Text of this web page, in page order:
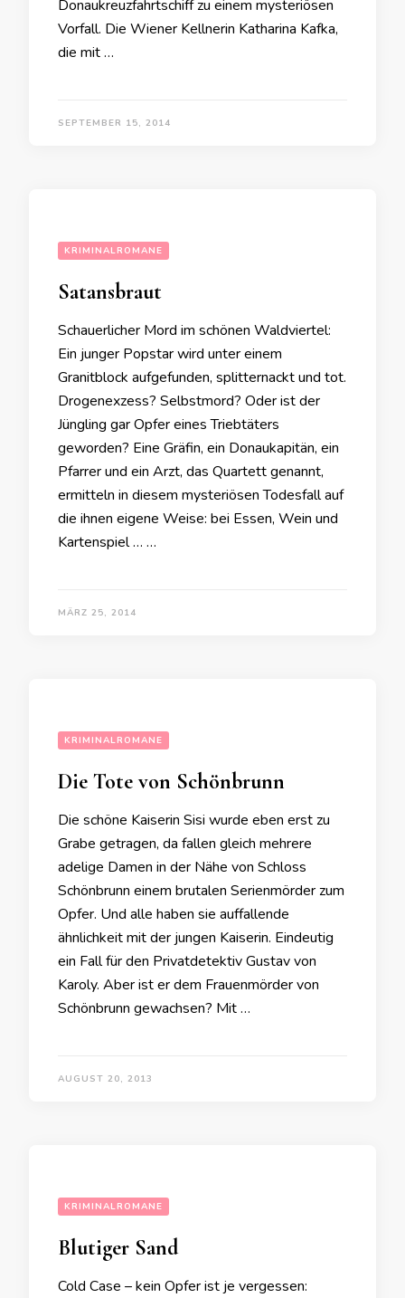
Donaukreuzfahrtschiff zu einem mysteriösen
Vorfall. Die Wiener Kellnerin Katharina Kafka,
die mit …
SEPTEMBER 15, 2014
KRIMINALROMANE
Satansbraut
Schauerlicher Mord im schönen Waldviertel:
Ein junger Popstar wird unter einem
Granitblock aufgefunden, splitternackt und tot.
Drogenexzess? Selbstmord? Oder ist der
Jüngling gar Opfer eines Triebtäters
geworden? Eine Gräfin, ein Donaukapitän, ein
Pfarrer und ein Arzt, das Quartett genannt,
ermitteln in diesem mysteriösen Todesfall auf
die ihnen eigene Weise: bei Essen, Wein und
Kartenspiel … …
MÄRZ 25, 2014
KRIMINALROMANE
Die Tote von Schönbrunn
Die schöne Kaiserin Sisi wurde eben erst zu
Grabe getragen, da fallen gleich mehrere
adelige Damen in der Nähe von Schloss
Schönbrunn einem brutalen Serienmörder zum
Opfer. Und alle haben sie auffallende
ähnlichkeit mit der jungen Kaiserin. Eindeutig
ein Fall für den Privatdetektiv Gustav von
Karoly. Aber ist er dem Frauenmörder von
Schönbrunn gewachsen? Mit …
AUGUST 20, 2013
KRIMINALROMANE
Blutiger Sand
Cold Case – kein Opfer ist je vergessen: